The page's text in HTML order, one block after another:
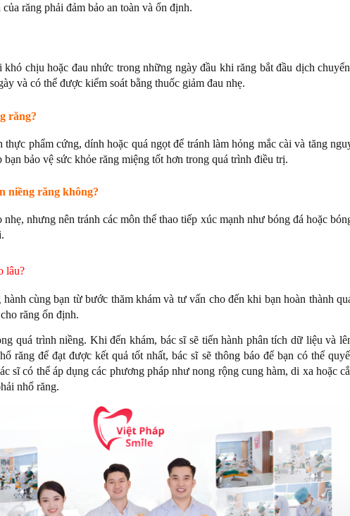
răng phải đảm bảo an toàn và ổn định.
chịu hoặc đau nhức trong những ngày đầu khi răng bắt đầu dịch
và có thể được kiểm soát bằng thuốc giảm đau nhẹ.
răng?
phẩm cứng, dính hoặc quá ngọt để tránh làm hỏng mắc cài và tăng
bảo vệ sức khỏe răng miệng tốt hơn trong quá trình điều trị.
niềng răng không?
nhưng nên tránh các môn thể thao tiếp xúc mạnh như bóng đá hoặc
lâu?
hành cùng bạn từ bước thăm khám và tư vấn cho đến khi bạn hoàn thành
răng ổn định.
quá trình niềng. Khi đến khám, bác sĩ sẽ tiến hành phân tích dữ liệu và
răng để đạt được kết quả tốt nhất, bác sĩ sẽ thông báo để bạn có thể
sĩ có thể áp dụng các phương pháp như nong rộng cung hàm, di xa hoặc
nhổ răng.